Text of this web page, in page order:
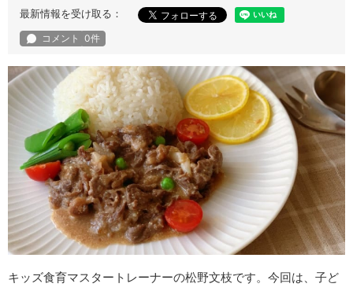
最新情報を受け取る：
キッズ食育マスタートレーナーの松野文枝です。今回は、子ど